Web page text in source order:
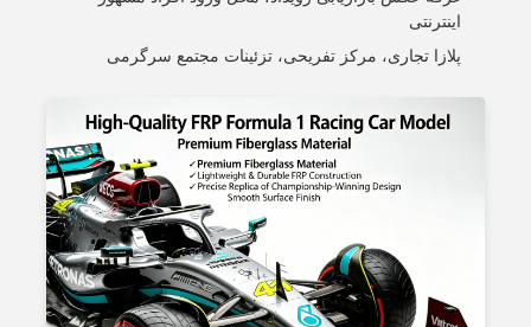
اینترنتی
پلازا تجاری، مرکز تفریحی، تزئینات مجتمع سرگرمی